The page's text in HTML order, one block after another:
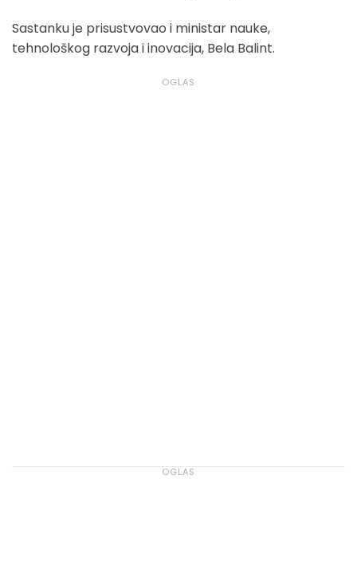
Sastanku je prisustvovao i ministar nauke,
tehnološkog razvoja i inovacija, Bela Balint.